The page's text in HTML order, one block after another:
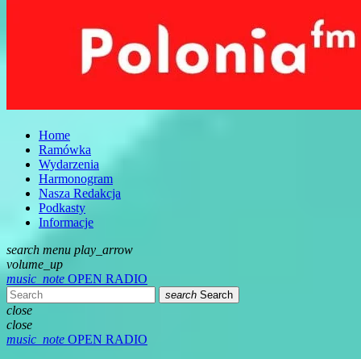
Home
Ramówka
Wydarzenia
Harmonogram
Nasza Redakcja
Podkasty
Informacje
search menu play_arrow
volume_up
music_note OPEN RADIO
search Search
close
close
music_note OPEN RADIO